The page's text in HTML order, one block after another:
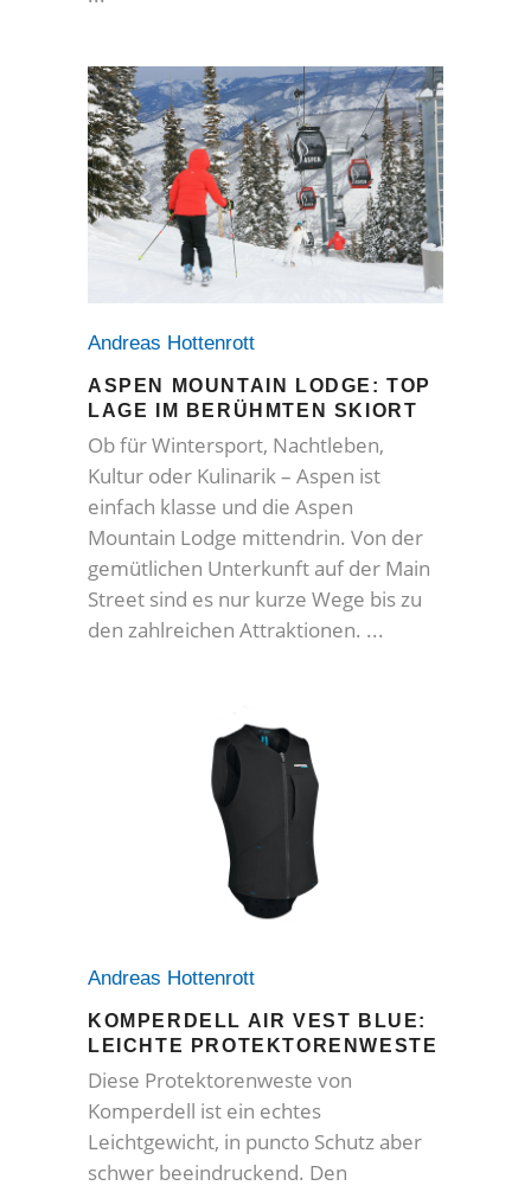
Andreas Hottenrott
ASPEN MOUNTAIN LODGE: TOP
LAGE IM BERÜHMTEN SKIORT
Ob für Wintersport, Nachtleben,
Kultur oder Kulinarik – Aspen ist
einfach klasse und die Aspen
Mountain Lodge mittendrin. Von der
gemütlichen Unterkunft auf der Main
Street sind es nur kurze Wege bis zu
den zahlreichen Attraktionen.
Andreas Hottenrott
KOMPERDELL AIR VEST BLUE:
LEICHTE PROTEKTORENWESTE
Diese Protektorenweste von
Komperdell ist ein echtes
Leichtgewicht, in puncto Schutz aber
schwer beeindruckend. Den